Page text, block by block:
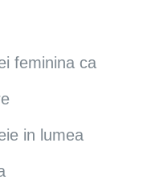
feminina ca
in lumea